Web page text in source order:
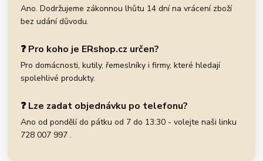
Ano. Dodržujeme zákonnou lhůtu 14 dní na vrácení zboží
bez udání důvodu.
❓ Pro koho je ERshop.cz určen?
Pro domácnosti, kutily, řemeslníky i firmy, které hledají
spolehlivé produkty.
❓ Lze zadat objednávku po telefonu?
Ano od pondělí do pátku od 7 do 13:30 - volejte naši linku
728 007 997 .